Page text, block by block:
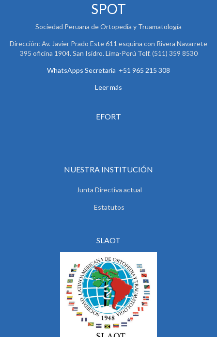
SPOT
Sociedad Peruana de Ortopedia y Truamatología
Dirección: Av. Javier Prado Este 611 esquina con Rivera Navarrete
395 oficina 1904. San Isidro. Lima-Perú Telf. (511) 359 8530
WhatsApps Secretaria +51 965 215 308
Leer más
EFORT
NUESTRA INSTITUCIÓN
Junta Directiva actual
Estatutos
SLAOT